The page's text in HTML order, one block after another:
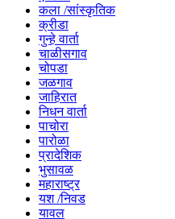
कला /सांस्कृतिक
क्रीडा
गुन्हे वार्ता
चाळीसगाव
चोपडा
जळगाव
जाहिरात
निधन वार्ता
पाचोरा
पारोळा
प्रादेशिक
भुसावळ
महाराष्ट्र
यश /निवड
यावल